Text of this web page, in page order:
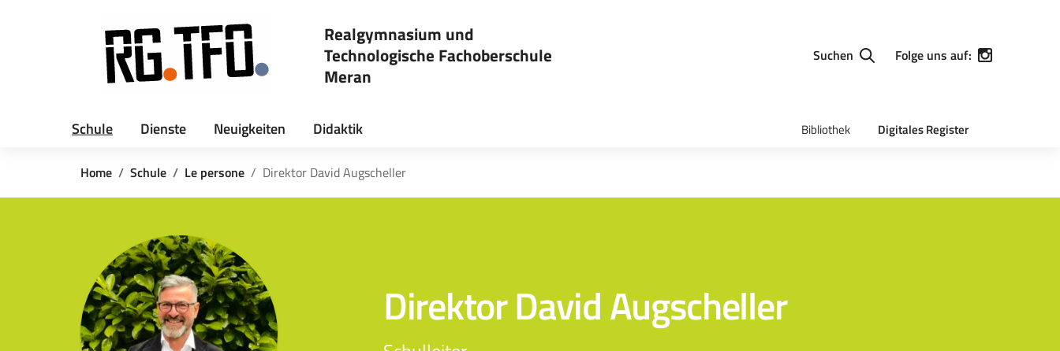
Realgymnasium und
Technologische Fachoberschule
Meran
Suchen Folge uns auf:
Schule Dienste Neuigkeiten Didaktik Bibliothek Digitales Register
Home Schule Le persone Direktor David Augscheller
Direktor David Augscheller